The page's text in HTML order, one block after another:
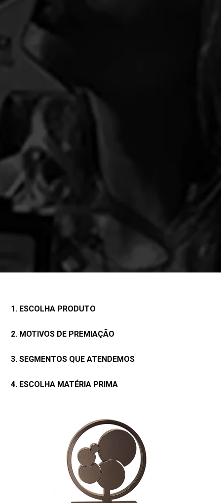
1. ESCOLHA PRODUTO
2. MOTIVOS DE PREMIAÇÃO
3. SEGMENTOS QUE ATENDEMOS
4. ESCOLHA MATÉRIA PRIMA